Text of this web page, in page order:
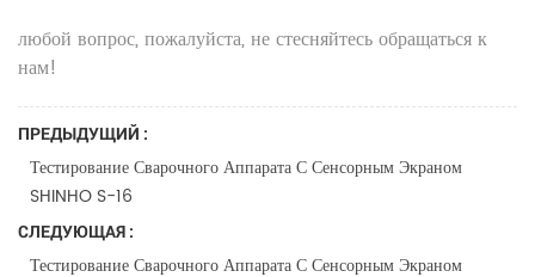
любой вопрос, пожалуйста, не стесняйтесь обращаться к
нам!
ПРЕДЫДУЩИЙ :
Тестирование Сварочного Аппарата С Сенсорным Экраном
SHINHO S-16
СЛЕДУЮЩАЯ :
Тестирование Сварочного Аппарата С Сенсорным Экраном